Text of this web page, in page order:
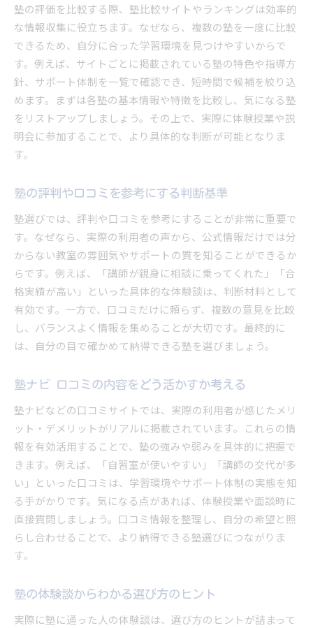
塾の評価を比較する際、塾比較サイトやランキングは効率的
な情報収集に役立ちます。なぜなら、複数の塾を一度に比較
できるため、自分に合った学習環境を見つけやすいからで
す。例えば、サイトごとに掲載されている塾の特色や指導方
針、サポート体制を一覧で確認でき、短時間で候補を絞り込
めます。まずは各塾の基本情報や特徴を比較し、気になる塾
をリストアップしましょう。その上で、実際に体験授業や説
明会に参加することで、より具体的な判断が可能となりま
す。
塾の評判や口コミを参考にする判断基準
塾選びでは、評判や口コミを参考にすることが非常に重要で
す。なぜなら、実際の利用者の声から、公式情報だけでは分
からない教室の雰囲気やサポートの質を知ることができるか
らです。例えば、「講師が親身に相談に乗ってくれた」「合
格実績が高い」といった具体的な体験談は、判断材料として
有効です。一方で、口コミだけに頼らず、複数の意見を比較
し、バランスよく情報を集めることが大切です。最終的に
は、自分の目で確かめて納得できる塾を選びましょう。
塾ナビ 口コミの内容をどう活かすか考える
塾ナビなどの口コミサイトでは、実際の利用者が感じたメリ
ット・デメリットがリアルに掲載されています。これらの情
報を有効活用することで、塾の強みや弱みを具体的に把握で
きます。例えば、「自習室が使いやすい」「講師の交代が多
い」といった口コミは、学習環境やサポート体制の実態を知
る手がかりです。気になる点があれば、体験授業や面談時に
直接質問しましょう。口コミ情報を整理し、自分の希望と照
らし合わせることで、より納得できる塾選びにつながりま
す。
塾の体験談からわかる選び方のヒント
実際に塾に通った人の体験談は、選び方のヒントが詰まって